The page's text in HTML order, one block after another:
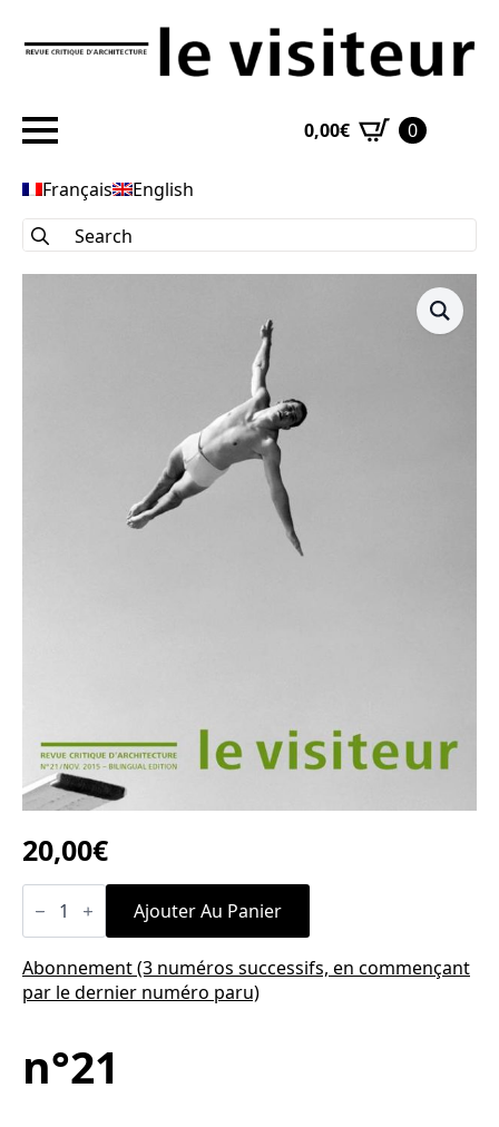
to
0,00€ 0
Français
English
Search
for:
20,00€
quantité
de
L’élan
moderne
Ajouter Au Panier
Abonnement (3 numéros successifs, en commençant
par le dernier numéro paru)
n°21